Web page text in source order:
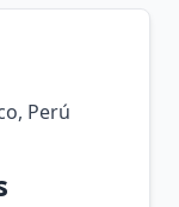
Perú